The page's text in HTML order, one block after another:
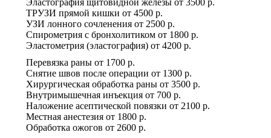
ТРУЗИ прямой кишки от 4500 р.
УЗИ лонного сочленения от 2500 р.
Спирометрия с бронхолитиком от 1800 р.
Эластометрия (эластография) от 4200 р.
Перевязка раны от 1700 р.
Снятие швов после операции от 1300 р.
Хирургическая обработка раны от 3500 р.
Внутримышечная инъекция от 700 р.
Наложение асептической повязки от 2100 р.
Местная анестезия от 1800 р.
Обработка ожогов от 2600 р.